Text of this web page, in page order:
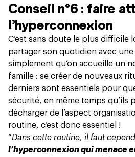
Conseil n°6 : faire
l’hyperconnexion
C’est sans doute le plus difficile
partager son quotidien avec
simplement qu’on accueille un
famille : se créer de nouveaux
derniers sont essentiels pour
sécurité, en même temps qu’ils
décharger de l’aspect
routine, c’est donc essentiel !
“Dans cette routine, il faut
l’hyperconnexion qui menace